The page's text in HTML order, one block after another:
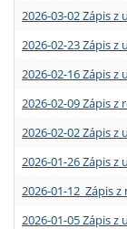
2026-03-02 Zápis
2026-02-23 Zápis
2026-02-16 Zápis
2026-02-09 Zápis
2026-02-02 Zápis
2026-01-26 Zápis
2026-01-12 Zápis
2026-01-05 Zápis